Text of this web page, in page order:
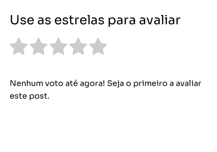
Use as estrelas para avaliar
Nenhum voto até agora! Seja o primeiro a avaliar
este post.